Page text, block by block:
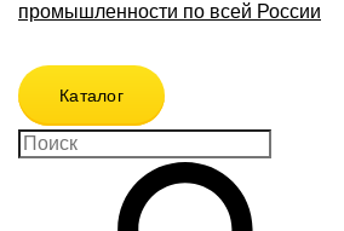
промышленности по всей России
Каталог